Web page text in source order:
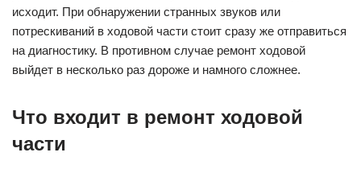
исходит. При обнаружении странных звуков или
потрескиваний в ходовой части стоит сразу же отправиться
на диагностику. В противном случае ремонт ходовой
выйдет в несколько раз дороже и намного сложнее.
Что входит в ремонт ходовой
части